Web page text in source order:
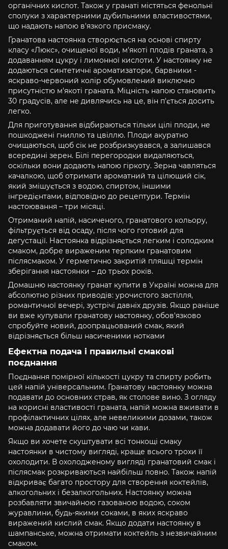
органічних кислот. Також у гранаті містяться фенольні
сполуки з характерними дубильними властивостями,
що надають напою в'язкого присмаку.
Гранатова настоянка створюється на основі спирту
класу «Люкс», очищеної води, м'якоті плодів граната, з
додаванням цукру і лимонної кислоти. У настоянку не
додаються синтетичні ароматизатори, барвники -
яскраво-червоний колір обумовлений виключно
присутністю м'якоті граната. Міцність напою становить
30 градусів, але не дивлячись на це, він п'ється досить
легко.
Для приготування відбираються тільки цілі плоди, не
пошкоджені гниллю та цвіллю. Плоди акуратно
очищаються, щоб сік не розбризкувався, а залишався
всередині зерен. Білі перегородки видаляються,
оскільки вони додають напою гіркоту. Зерна чавляться
качалкою, щоб отримати ароматний та цілющий сік,
який змішується з водою, спиртом, іншими
інгредієнтами, відповідно до рецептури. Термін
настоювання – три місяці.
Отриманий напій, насиченого, гранатового кольору,
фільтрується від осаду, після чого готовий для
дегустації. Настоянка відрізняється легким і солодким
смаком, добре вираженим терпким гранатовим
післясмаком. У герметично закритій пляшці термін
зберігання настоянки – до трьох років.
Домашню настоянку гранат купити в Україні можна для
абсолютно різних приводів: урочистого застілля,
романтичної вечері, зустрічі давніх друзів. Якщо раніше
ви вже купували гранатову настоянку, обов'язково
спробуйте новий, доопрацьований смак, який
відрізняється більш насиченими нотками
Ефектна подача і правильні смакові
поєднання
Поєднання помірної кількості цукру та спирту робить
цей напій універсальним. Гранатову настоянку можна
подавати до основних страв, як столове вино. З огляду
на корисні властивості граната, напій можна вживати в
профілактичних цілях, але невеликими дозами, також
можна додавати його до чаю чи кави.
Якщо ви хочете скуштувати всі тонкощі смаку
настоянки в чистому вигляді, краще всього трохи її
охолодити. В охолодженому вигляді гранатовий смак і
післясмак розкриваються найбільш повно. Також напій
відкриває багато простору для створення коктейлів,
алкогольних і безалкогольних. Настоянку можна
розбавляти звичайною газованою водою, соком
журавлини, будь-якими соками, в яких яскраво
виражений кислий смак. Якщо додати настоянку в
шампанське, можна отримати коктейль з незвичайним
смаком.